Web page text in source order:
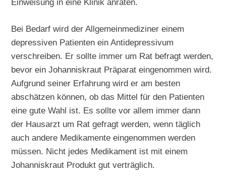
Einweisung in eine Klinik anraten.
Bei Bedarf wird der Allgemeinmediziner einem
depressiven Patienten ein Antidepressivum
verschreiben. Er sollte immer um Rat befragt werden,
bevor ein Johanniskraut Präparat eingenommen wird.
Aufgrund seiner Erfahrung wird er am besten
abschätzen können, ob das Mittel für den Patienten
eine gute Wahl ist. Es sollte vor allem immer dann
der Hausarzt um Rat gefragt werden, wenn täglich
auch andere Medikamente eingenommen werden
müssen. Nicht jedes Medikament ist mit einem
Johanniskraut Produkt gut verträglich.